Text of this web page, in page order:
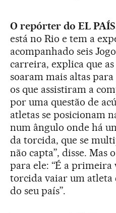
O repórter do EL
está no Rio e tem a
acompanhado seis
carreira, explica que
soaram mais altas
os que assistiram a
por uma questão de
atletas se posicionam
num ângulo onde há
da torcida, que se
não capta”, disse. Mas
para ele: “É a primeira
torcida vaiar um atleta
do seu país”.